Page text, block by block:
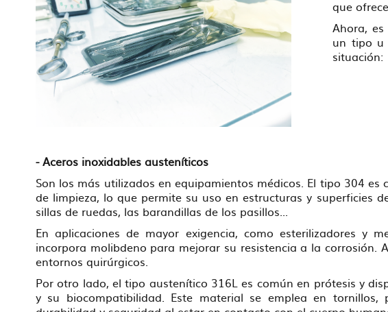
que
Ahora,
un tipo u
situación:
- Aceros inoxidables austeníticos
Son los más utilizados en equipamientos médicos. El tipo 304
de limpieza, lo que permite su uso en estructuras y superficies
sillas de ruedas, las barandillas de los pasillos...
En aplicaciones de mayor exigencia, como esterilizadores y
incorpora molibdeno para mejorar su resistencia a la corrosión.
entornos quirúrgicos.
Por otro lado, el tipo austenítico 316L es común en prótesis y
y su biocompatibilidad. Este material se emplea en